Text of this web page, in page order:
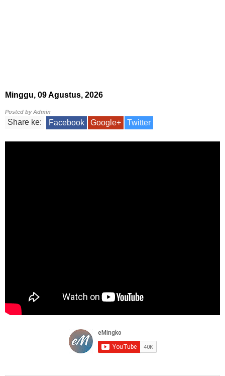
Minggu, 09 Agustus, 2026
Posted byAdmin
Share ke: Facebook Google+ Twitter